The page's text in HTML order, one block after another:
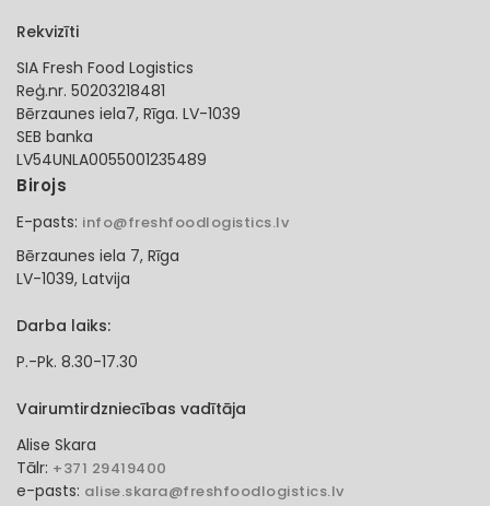
Rekvizīti
SIA Fresh Food Logistics
Reģ.nr. 50203218481
Bērzaunes iela7, Rīga. LV-1039
SEB banka
LV54UNLA0055001235489
Birojs
E-pasts: info@freshfoodlogistics.lv
Bērzaunes iela 7, Rīga
LV-1039, Latvija
Darba laiks:
P.-Pk. 8.30-17.30
Vairumtirdzniecības vadītāja
Alise Skara
Tālr: +371 29419400
e-pasts: alise.skara@freshfoodlogistics.lv